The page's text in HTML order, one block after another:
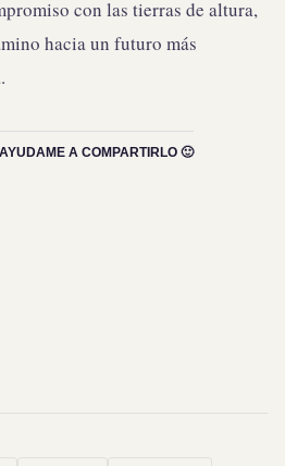
con las tierras de altura,
hacia un futuro más
A COMPARTIRLO 🙂